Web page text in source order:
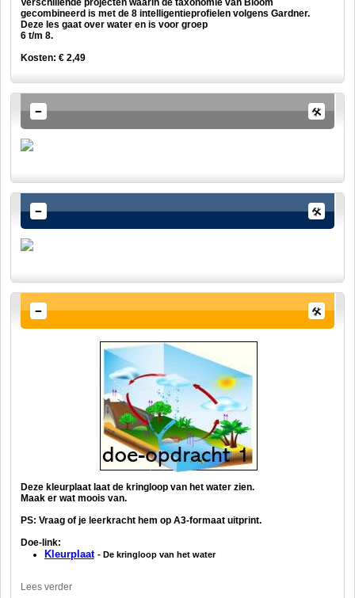
Verschillende projecten waarin de taxonomie van Bloom
gecombineerd is met de 8 intelligentieprofielen volgens Gardner.
Deze les gaat over water en is voor groep
6 t/m 8.
Kosten: € 2,49
Deze kleurplaat laat de kringloop van het water zien.
Maak er wat moois van.
PS: Vraag of je leerkracht hem op A3-formaat uitprint.
Doe-link:
Kleurplaat - De kringloop van het water
Lees verder